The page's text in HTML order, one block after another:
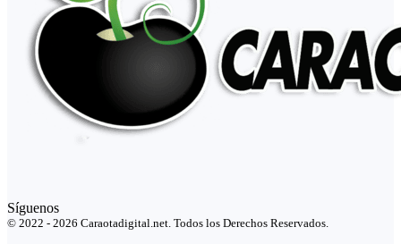
Síguenos
© 2022 - 2026 Caraotadigital.net. Todos los Derechos Reservados.